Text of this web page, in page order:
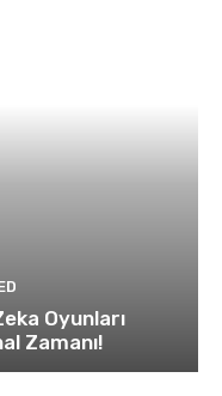
Oyunları
Zamanı!